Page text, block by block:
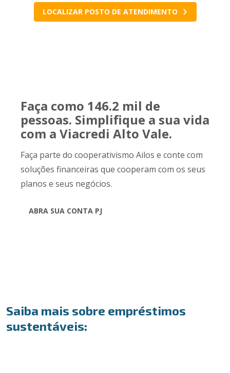
LOCALIZAR POSTO DE ATENDIMENTO
Faça como 146.2 mil de
pessoas. Simplifique a sua vida
com a Viacredi Alto Vale.
Faça parte do cooperativismo Ailos e conte com
soluções financeiras que cooperam com os seus
planos e seus negócios.
ABRA SUA CONTA PJ
Saiba mais sobre empréstimos
sustentáveis: